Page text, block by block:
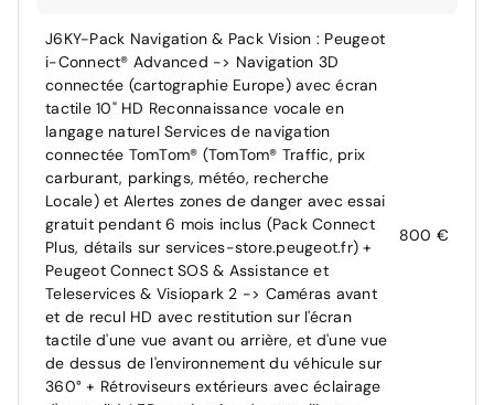
J6KY-Pack Navigation & Pack Vision : Peugeot
i-Connect® Advanced -> Navigation 3D
connectée (cartographie Europe) avec écran
tactile 10" HD Reconnaissance vocale en
langage naturel Services de navigation
connectée TomTom® (TomTom® Traffic, prix
carburant, parkings, météo, recherche
Locale) et Alertes zones de danger avec essai
gratuit pendant 6 mois inclus (Pack Connect
Plus, détails sur services-store.peugeot.fr) +
Peugeot Connect SOS & Assistance et
Teleservices & Visiopark 2 -> Caméras avant
et de recul HD avec restitution sur l'écran
tactile d'une vue avant ou arrière, et d'une vue
de dessus de l'environnement du véhicule sur
360° + Rétroviseurs extérieurs avec éclairage
800 €